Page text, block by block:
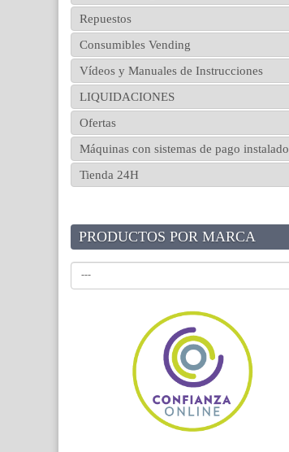
Repuestos
Consumibles Vending
Vídeos y Manuales de Instrucciones
LIQUIDACIONES
Ofertas
Máquinas con sistemas de pago instalado
Tienda 24H
PRODUCTOS POR MARCA
---